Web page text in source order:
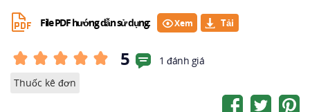
File PDF hướng dẫn sử dụng: Xem
5
1 đánh giá
Thuốc kê đơn